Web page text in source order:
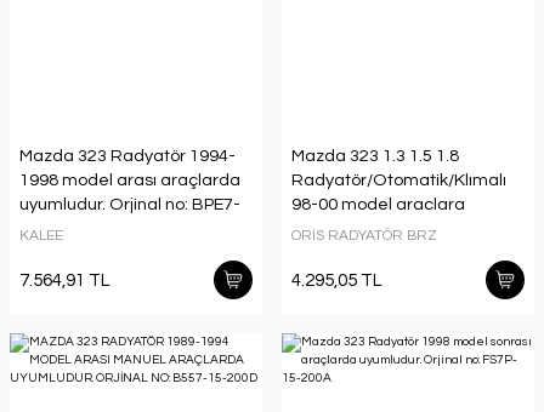
Mazda 323 Radyatör 1994-
1998 model arası araçlarda
uyumludur. Orjinal no: BPE7-
15-200
KALEE
7.564,91 TL
Mazda 323 1.3 1.5 1.8
Radyatör/Otomatik/Klımalı
98-00 model araclara
uyumlu/orjınal NO:ZL01-15-
ORİS RADYATÖR BRZ
4.295,05 TL